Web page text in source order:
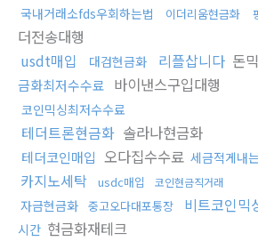
국내거래소fds우회하는법 이더리움현금화
더전송대행
usdt매입
대검현금화 리플삽니다 돈
금화최저수수료 바이낸스구입대행
코인믹싱최저수수료
테더트론현금화 솔라나현금화
테더코인매입 오다집수수료 세금적게내
카지노세탁 usdc매입 코인현금직거래
자금현금화 중고오다대포통장 비트코인믹
시간 현금화재테크